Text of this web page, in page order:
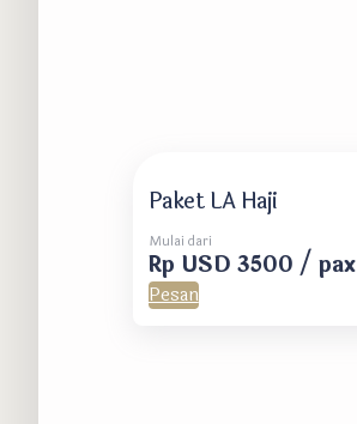
Paket LA Haji
Mulai dari
Rp USD 3500 / pax
Pesan